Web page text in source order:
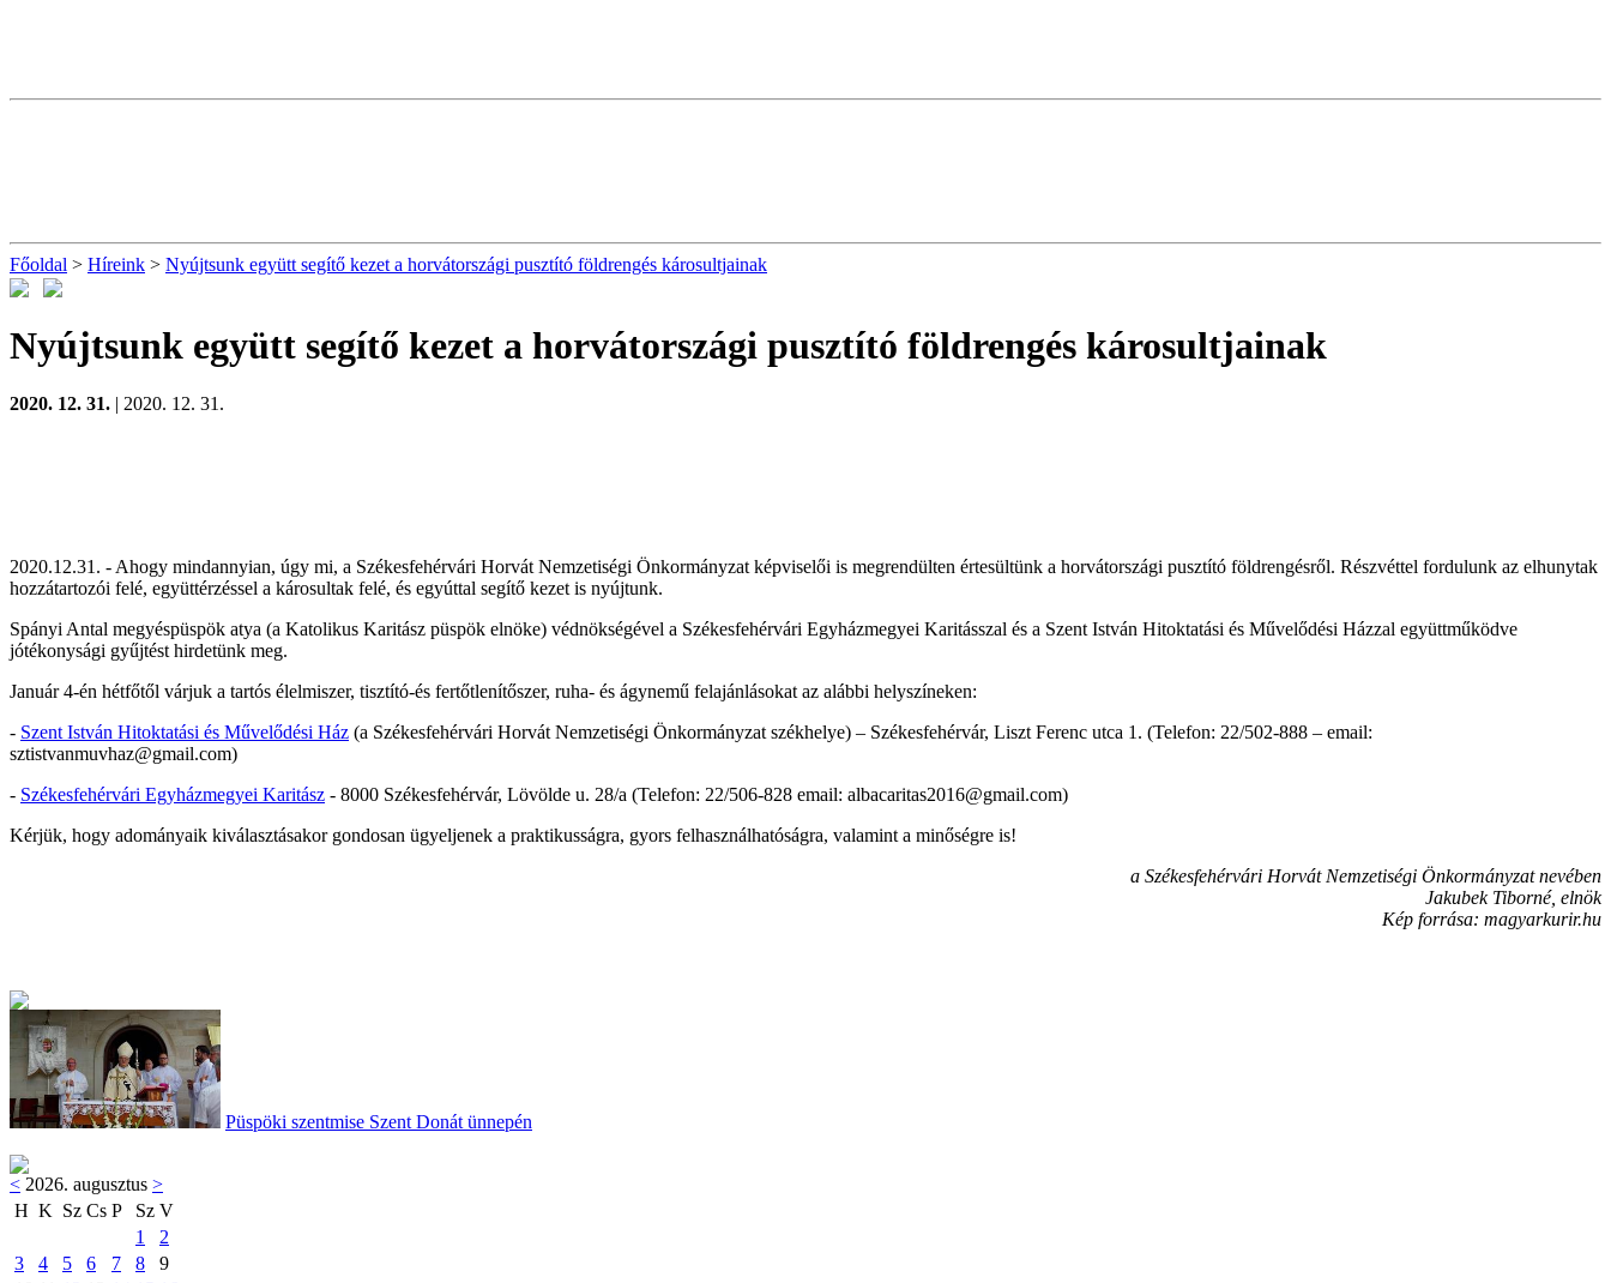
Főoldal > Híreink > Nyújtsunk együtt segítő kezet a horvátországi pusztító földrengés károsultjainak
Nyújtsunk együtt segítő kezet a horvátországi pusztító földrengés károsultjainak
2020. 12. 31. | 2020. 12. 31.
2020.12.31. - Ahogy mindannyian, úgy mi, a Székesfehérvári Horvát Nemzetiségi Önkormányzat képviselői is megrendülten értesültünk a horvátországi pusztító földrengésről. Részvéttel fordulunk az elhunytak
hozzátartozói felé, együttérzéssel a károsultak felé, és egyúttal segítő kezet is nyújtunk.
Spányi Antal megyéspüspök atya (a Katolikus Karitász püspök elnöke) védnökségével a Székesfehérvári Egyházmegyei Karitásszal és a Szent István Hitoktatási és Művelődési Házzal együttműködve
jótékonysági gyűjtést hirdetünk meg.
Január 4-én hétfőtől várjuk a tartós élelmiszer, tisztító-és fertőtlenítőszer, ruha- és ágynemű felajánlásokat az alábbi helyszíneken:
- Szent István Hitoktatási és Művelődési Ház (a Székesfehérvári Horvát Nemzetiségi Önkormányzat székhelye) – Székesfehérvár, Liszt Ferenc utca 1. (Telefon: 22/502-888 – email:
sztistvanmuvhaz@gmail.com)
- Székesfehérvári Egyházmegyei Karitász - 8000 Székesfehérvár, Lövölde u. 28/a (Telefon: 22/506-828 email: albacaritas2016@gmail.com)
Kérjük, hogy adományaik kiválasztásakor gondosan ügyeljenek a praktikusságra, gyors felhasználhatóságra, valamint a minőségre is!
a Székesfehérvári Horvát Nemzetiségi Önkormányzat nevében
Jakubek Tiborné, elnök
Kép forrása: magyarkurir.hu
Püspöki szentmise Szent Donát ünnepén
< 2026. augusztus >
H K Sz Cs P Sz V
1
2
3
4 5 6 7 8
9